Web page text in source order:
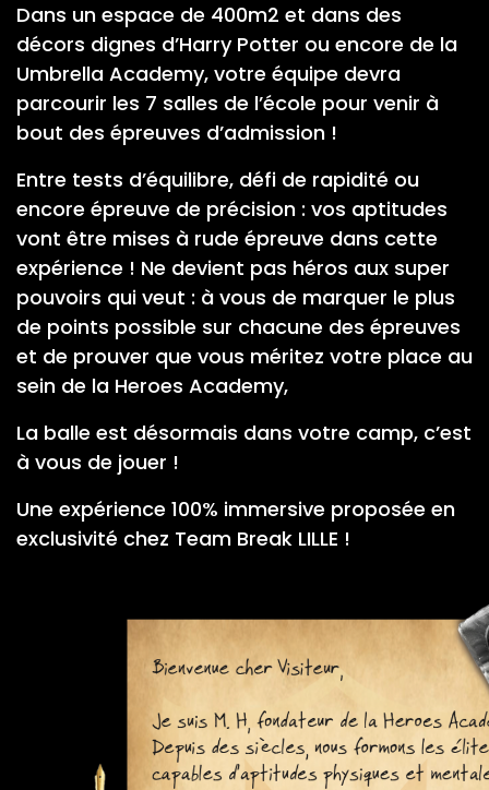
Dans un espace de 400m2 et dans des
décors dignes d’Harry Potter ou encore de la
Umbrella Academy, votre équipe devra
parcourir les 7 salles de l’école pour venir à
bout des épreuves d’admission !
Entre tests d’équilibre, défi de rapidité ou
encore épreuve de précision : vos aptitudes
vont être mises à rude épreuve dans cette
expérience ! Ne devient pas héros aux super
pouvoirs qui veut : à vous de marquer le plus
de points possible sur chacune des épreuves
et de prouver que vous méritez votre place au
sein de la Heroes Academy,
La balle est désormais dans votre camp, c’est
à vous de jouer !
Une expérience 100% immersive proposée en
exclusivité chez Team Break LILLE !